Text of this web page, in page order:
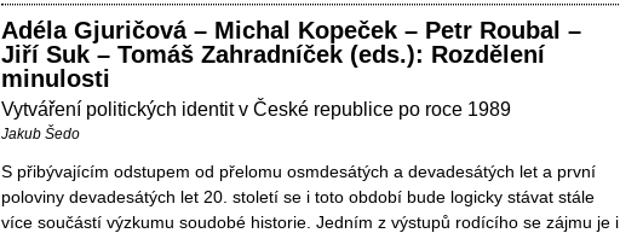
Adéla Gjuričová – Michal Kopeček – Petr Roubal –
Jiří Suk – Tomáš Zahradníček (eds.): Rozdělení
minulosti
Vytváření politických identit v České republice po roce 1989
Jakub Šedo
S přibývajícím odstupem od přelomu osmdesátých a devadesátých let a první
poloviny devadesátých let 20. století se i toto období bude logicky stávat stále
více součástí výzkumu soudobé historie. Jedním z výstupů rodícího se zájmu je i